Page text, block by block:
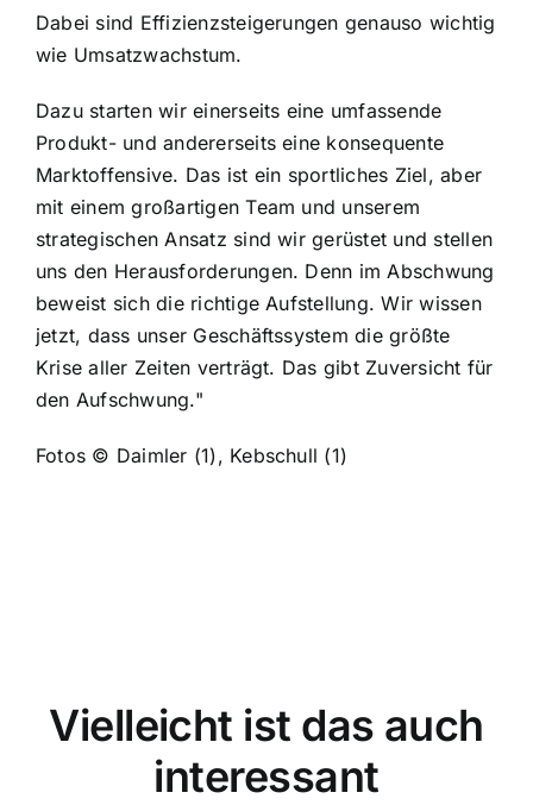
Dabei sind Effizienzsteigerungen genauso wichtig
wie Umsatzwachstum.
Dazu starten wir einerseits eine umfassende
Produkt- und andererseits eine konsequente
Marktoffensive. Das ist ein sportliches Ziel, aber
mit einem großartigen Team und unserem
strategischen Ansatz sind wir gerüstet und stellen
uns den Herausforderungen. Denn im Abschwung
beweist sich die richtige Aufstellung. Wir wissen
jetzt, dass unser Geschäftssystem die größte
Krise aller Zeiten verträgt. Das gibt Zuversicht für
den Aufschwung."
Fotos © Daimler (1), Kebschull (1)
Vielleicht ist das auch
interessant